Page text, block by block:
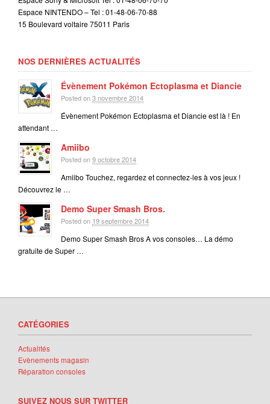
Espace NINTENDO – Tel : 01-48-06-70-88
15 Boulevard voltaire 75011 Paris
NOS DERNIÈRES ACTUALITÉS
Évènement Pokémon Ectoplasma et Diancie
Posted on3 novembre 2014
Évènement Pokémon Ectoplasma et Diancie est là ! En
attendant …
Amiibo
Posted on9 octobre 2014
Amiibo Touchez, regardez et connectez-les à vos jeux !
Découvrez le …
Demo Super Smash Bros.
Posted on 19 septembre 2014
Demo Super Smash Bros A vos consoles… La démo
gratuite de Super …
CATÉGORIES
Actualités
Evènements magasin
Réparation consoles
SUIVEZ NOUS SUR TWITTER